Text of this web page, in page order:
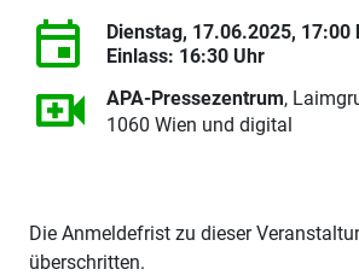
Dienstag, 17.06.2025, 17:00
Einlass: 16:30 Uhr
APA-Pressezentrum,
1060 Wien und digital
Die Anmeldefrist zu dieser
überschritten.